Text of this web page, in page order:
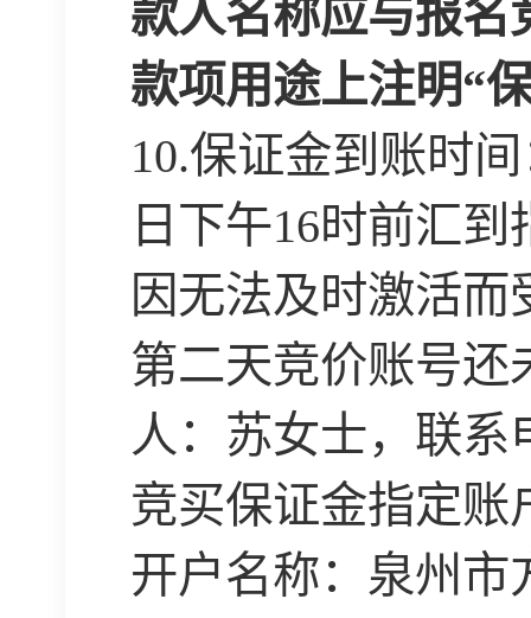
款人名称应与报名
款项用途上注明“
10.保证金到账时
日下午16时前汇到
因无法及时激活
第二天竞价账号还
人：苏女士，联系
竞买保证金指定账
开户名称：泉州市